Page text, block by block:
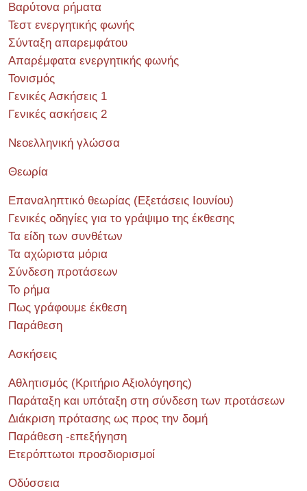
Βαρύτονα ρήματα
Τεστ ενεργητικής φωνής
Σύνταξη απαρεμφάτου
Απαρέμφατα ενεργητικής φωνής
Τονισμός
Γενικές Ασκήσεις 1
Γενικές ασκήσεις 2
Νεοελληνική γλώσσα
Θεωρία
Επαναληπτικό θεωρίας (Εξετάσεις Ιουνίου)
Γενικές οδηγίες για το γράψιμο της έκθεσης
Τα είδη των συνθέτων
Τα αχώριστα μόρια
Σύνδεση προτάσεων
Το ρήμα
Πως γράφουμε έκθεση
Παράθεση
Ασκήσεις
Αθλητισμός (Κριτήριο Αξιολόγησης)
Παράταξη και υπόταξη στη σύνδεση των προτάσεων
Διάκριση πρότασης ως προς την δομή
Παράθεση -επεξήγηση
Ετερόπτωτοι προσδιορισμοί
Οδύσσεια